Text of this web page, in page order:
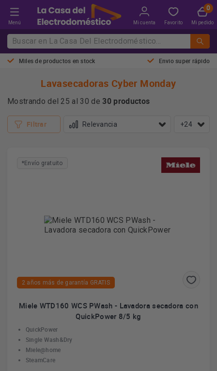
Menú Mi cuenta Favorito Mi pedido
Miles de productos en stock Envio super rápido
Lavasecadoras Cyber Monday
Mostrando del 25 al 30 de30 productos
Filtrar +24
*Envío gratuito
2 años más de garantía GRATIS
Miele WTD160 WCS PWash - Lavadora secadora con
QuickPower 8/5 kg
QuickPower
Single Wash&Dry
Miele@home
SteamCare